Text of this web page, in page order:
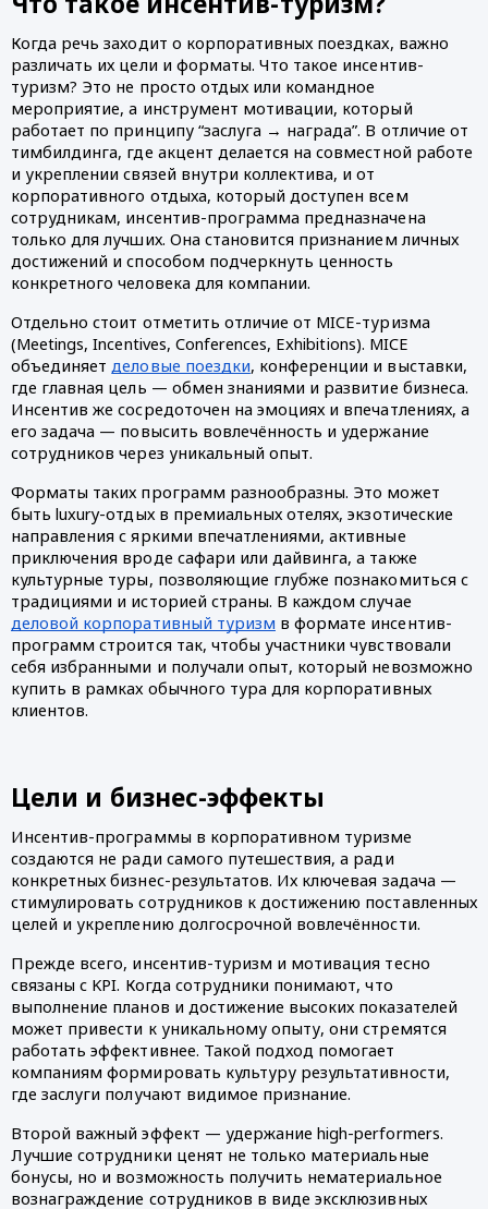
Когда речь заходит о корпоративных поездках, важно
различать их цели и форматы. Что такое инсентив-
туризм? Это не просто отдых или командное
мероприятие, а инструмент мотивации, который
работает по принципу “заслуга → награда”. В отличие от
тимбилдинга, где акцент делается на совместной работе
и укреплении связей внутри коллектива, и от
корпоративного отдыха, который доступен всем
сотрудникам, инсентив-программа предназначена
только для лучших. Она становится признанием личных
достижений и способом подчеркнуть ценность
конкретного человека для компании.
Отдельно стоит отметить отличие от MICE-туризма
(Meetings, Incentives, Conferences, Exhibitions). MICE
объединяет деловые поездки, конференции и выставки,
где главная цель — обмен знаниями и развитие бизнеса.
Инсентив же сосредоточен на эмоциях и впечатлениях, а
его задача — повысить вовлечённость и удержание
сотрудников через уникальный опыт.
Форматы таких программ разнообразны. Это может
быть luxury-отдых в премиальных отелях, экзотические
направления с яркими впечатлениями, активные
приключения вроде сафари или дайвинга, а также
культурные туры, позволяющие глубже познакомиться с
традициями и историей страны. В каждом случае
деловой корпоративный туризм в формате инсентив-
программ строится так, чтобы участники чувствовали
себя избранными и получали опыт, который невозможно
купить в рамках обычного тура для корпоративных
клиентов.
Цели и бизнес-эффекты
Инсентив-программы в корпоративном туризме
создаются не ради самого путешествия, а ради
конкретных бизнес-результатов. Их ключевая задача —
стимулировать сотрудников к достижению поставленных
целей и укреплению долгосрочной вовлечённости.
Прежде всего, инсентив-туризм и мотивация тесно
связаны с KPI. Когда сотрудники понимают, что
выполнение планов и достижение высоких показателей
может привести к уникальному опыту, они стремятся
работать эффективнее. Такой подход помогает
компаниям формировать культуру результативности,
где заслуги получают видимое признание.
Второй важный эффект — удержание high-performers.
Лучшие сотрудники ценят не только материальные
бонусы, но и возможность получить нематериальное
вознаграждение сотрудников в виде эксклюзивных